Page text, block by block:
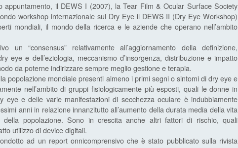
appuntamento, il DEWS I (2007), la Tear Film & Ocular Surface Society
workshop internazionale sul Dry Eye il DEWS II (Dry Eye Workshop)
mondiali, il mondo della ricerca e le aziende che operano nell’ambito
un “consensus” relativamente all’aggiornamento della definizione,
eye e dell’eziologia, meccanismo d’insorgenza, distribuzione e impatto
da poterne indirizzare sempre meglio gestione e terapia.
popolazione mondiale presenti almeno i primi segni o sintomi di dry eye e
nell’ambito di gruppi fisiologicamente più esposti, quali le donne in
eye e delle varie manifestazioni di secchezza oculare è indubbiamente
anni in relazione innanzitutto all’aumento della durata media della vita
della popolazione. Sono in crescita anche altri fattori di rischio, quali
utilizzo di device digitali.
ad un report onnicomprensivo che è stato pubblicato sulla rivista